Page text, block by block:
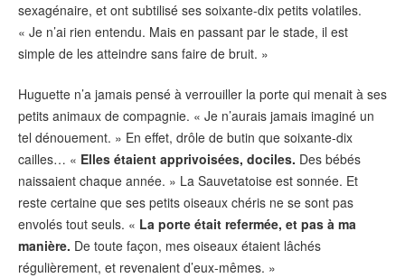
sexagénaire, et ont subtilisé ses soixante-dix petits volatiles.
« Je n’ai rien entendu. Mais en passant par le stade, il est
simple de les atteindre sans faire de bruit. »
Huguette n’a jamais pensé à verrouiller la porte qui menait à ses
petits animaux de compagnie. « Je n’aurais jamais imaginé un
tel dénouement. » En effet, drôle de butin que soixante-dix
cailles… « Elles étaient apprivoisées, dociles. Des bébés
naissaient chaque année. » La Sauvetatoise est sonnée. Et
reste certaine que ses petits oiseaux chéris ne se sont pas
envolés tout seuls. « La porte était refermée, et pas à ma
manière. De toute façon, mes oiseaux étaient lâchés
régulièrement, et revenaient d’eux-mêmes. »